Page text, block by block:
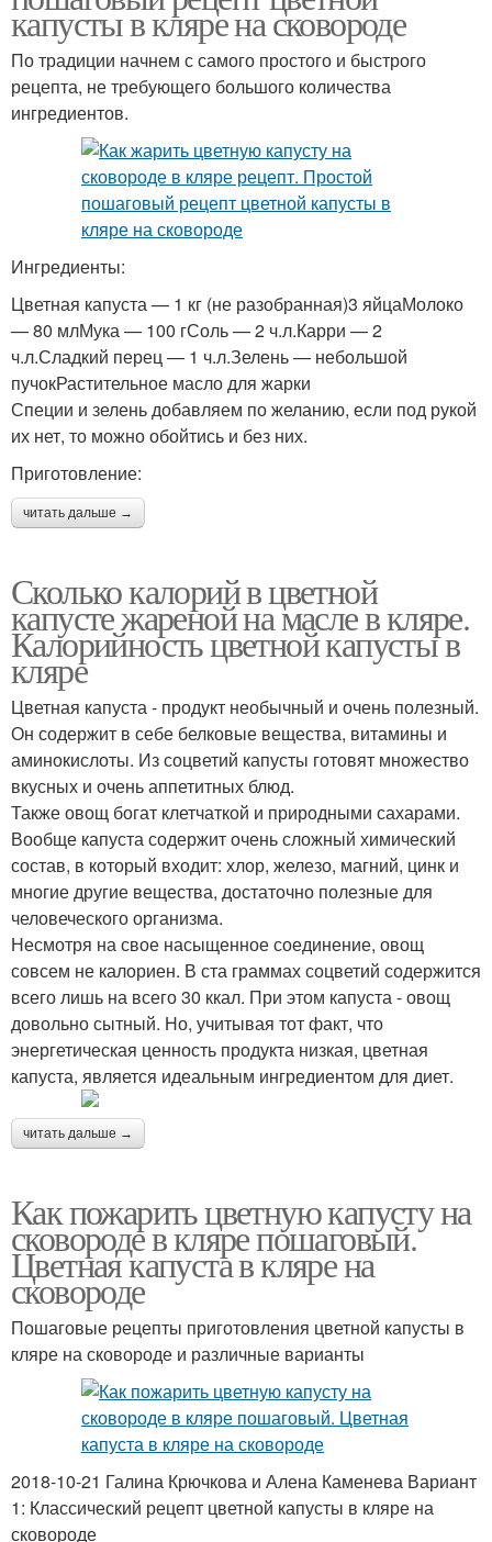
капусты в кляре на сковороде
По традиции начнем с самого простого и быстрого
рецепта, не требующего большого количества
ингредиентов.
Ингредиенты:
Цветная капуста — 1 кг (не разобранная)3 яйцаМолоко
— 80 млМука — 100 гСоль — 2 ч.л.Карри — 2
ч.л.Сладкий перец — 1 ч.л.Зелень — небольшой
пучокРастительное масло для жарки
Специи и зелень добавляем по желанию, если под рукой
их нет, то можно обойтись и без них.
Приготовление:
читать дальше →
Сколько калорий в цветной
капусте жареной на масле в кляре.
Калорийность цветной капусты в
кляре
Цветная капуста - продукт необычный и очень полезный.
Он содержит в себе белковые вещества, витамины и
аминокислоты. Из соцветий капусты готовят множество
вкусных и очень аппетитных блюд.
Также овощ богат клетчаткой и природными сахарами.
Вообще капуста содержит очень сложный химический
состав, в который входит: хлор, железо, магний, цинк и
многие другие вещества, достаточно полезные для
человеческого организма.
Несмотря на свое насыщенное соединение, овощ
совсем не калориен. В ста граммах соцветий содержится
всего лишь на всего 30 ккал. При этом капуста - овощ
довольно сытный. Но, учитывая тот факт, что
энергетическая ценность продукта низкая, цветная
капуста, является идеальным ингредиентом для диет.
читать дальше →
Как пожарить цветную капусту на
сковороде в кляре пошаговый.
Цветная капуста в кляре на
сковороде
Пошаговые рецепты приготовления цветной капусты в
кляре на сковороде и различные варианты
2018-10-21 Галина Крючкова и Алена Каменева Вариант
1: Классический рецепт цветной капусты в кляре на
сковороде